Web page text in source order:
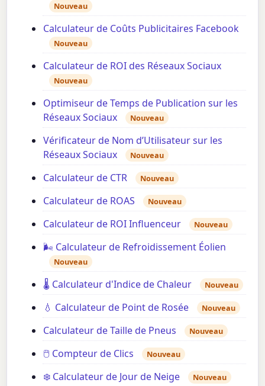
Nouveau
Calculateur de Coûts Publicitaires Facebook
Nouveau
Calculateur de ROI des Réseaux Sociaux
Nouveau
Optimiseur de Temps de Publication sur les
Réseaux Sociaux
Nouveau
Vérificateur de Nom d’Utilisateur sur les
Réseaux Sociaux
Nouveau
Calculateur de CTR Nouveau
Calculateur de ROAS Nouveau
Calculateur de ROI Influenceur Nouveau
🌬️ Calculateur de Refroidissement Éolien
Nouveau
🌡️ Calculateur d'Indice de Chaleur Nouveau
💧 Calculateur de Point de Rosée Nouveau
Calculateur de Taille de Pneus Nouveau
🖱️ Compteur de Clics Nouveau
❄️ Calculateur de Jour de Neige Nouveau